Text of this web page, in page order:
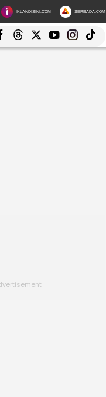
IKLANDISINI.COM SERBADA.COM